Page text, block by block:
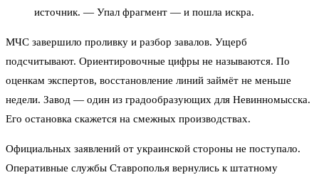
источник. — Упал фрагмент — и пошла искра.
МЧС завершило проливку и разбор завалов. Ущерб
подсчитывают. Ориентировочные цифры не называются. По
оценкам экспертов, восстановление линий займёт не меньше
недели. Завод — один из градообразующих для Невинномысска.
Его остановка скажется на смежных производствах.
Официальных заявлений от украинской стороны не поступало.
Оперативные службы Ставрополья вернулись к штатному